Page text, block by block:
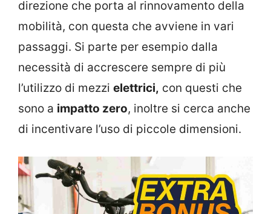
direzione che porta al rinnovamento della
mobilità, con questa che avviene in vari
passaggi. Si parte per esempio dalla
necessità di accrescere sempre di più
l’utilizzo di mezzi elettrici, con questi che
sono a impatto zero, inoltre si cerca anche
di incentivare l’uso di piccole dimensioni.